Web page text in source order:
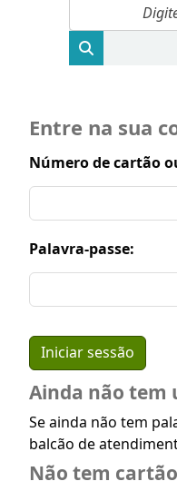
Entre na sua
Número de cartão
Palavra-passe:
Ainda não tem
Se ainda não tem
balcão de
Não tem